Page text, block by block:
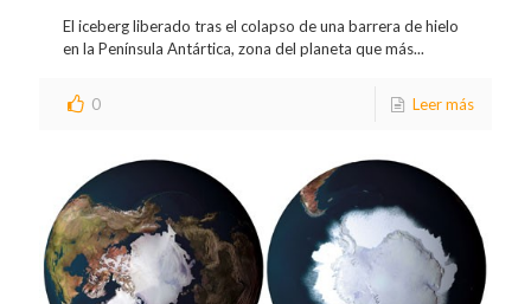
El iceberg liberado tras el colapso de una barrera de hielo
en la Península Antártica, zona del planeta que más...
0 Leer más